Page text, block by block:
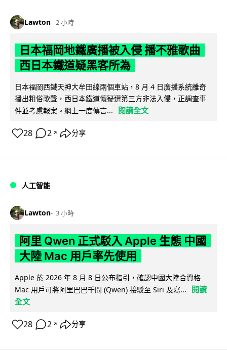
Lawton 2 小時
日本福岡地鐵廣播被入侵 播不雅歌曲
西日本鐵道疑黑客所為
日本福岡西鐵天神大牟田線兩個車站，8 月 4 日廣播系統離奇
播出粗俗歌聲，西日本鐵道懷疑遭第三方非法入侵，正調查事
件並考慮報案。網上一度傳言...
閱讀全文
28 2 ↗ 分享
人工智能
Lawton 3 小時
阿里 Qwen 正式駁入 Apple 生態 中國
大陸 Mac 用戶率先使用
Apple 於 2026 年 8 月 8 日公布指引，確認中國大陸合資格
Mac 用戶可將阿里巴巴千問 (Qwen) 接駁至 Siri 及寫...
閱讀
全文
28 2 ↗ 分享